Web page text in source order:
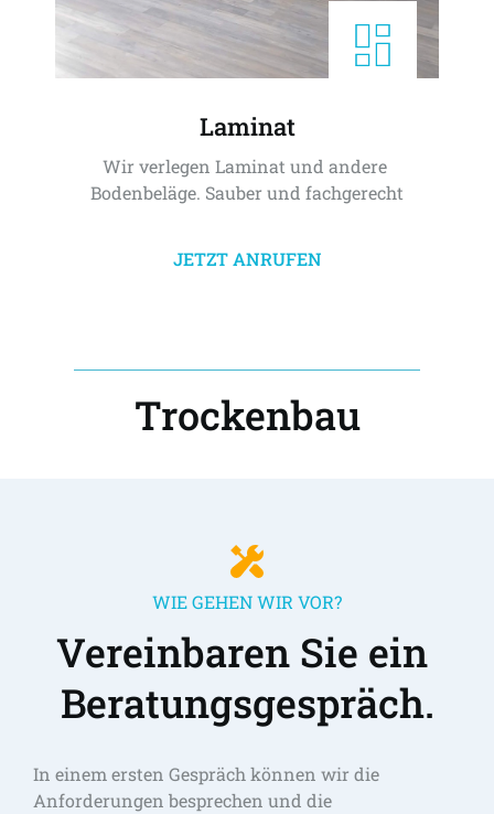
Laminat
Wir verlegen Laminat und andere
Bodenbeläge. Sauber und fachgerecht
JETZT ANRUFEN
Trockenbau
WIE GEHEN WIR VOR?
Vereinbaren Sie ein
Beratungsgespräch.
In einem ersten Gespräch können wir die
Anforderungen besprechen und die